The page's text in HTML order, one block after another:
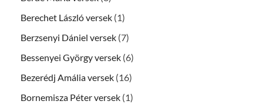
Berechet László versek (1)
Berzsenyi Dániel versek (7)
Bessenyei György versek (6)
Bezerédj Amália versek (16)
Bornemisza Péter versek (1)